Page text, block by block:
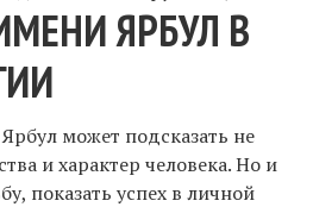
ЯРБУЛ В
может подсказать не
и характер человека. Но и
показать успех в личной